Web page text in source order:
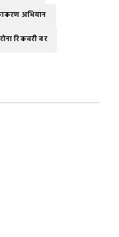
अभियान
रिकवरी दर